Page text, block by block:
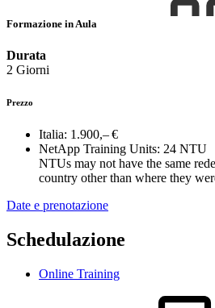
Formazione in Aula
Durata
2 Giorni
Prezzo
Italia: 1.900,– €
NetApp Training Units: 24 NTU
NTUs may not have the same
country other than where they
Date e prenotazione
Schedulazione
Online Training